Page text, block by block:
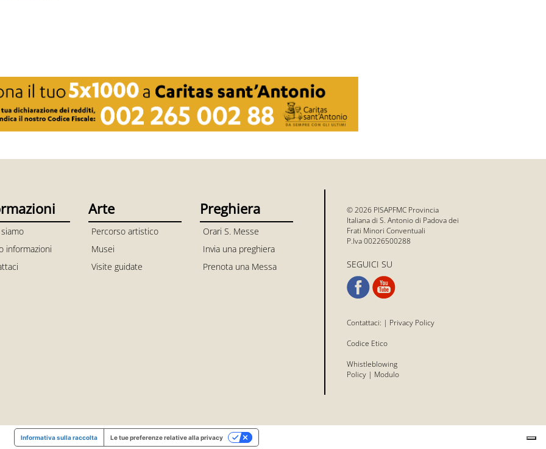
informazioni
Arte
Percorso artistico
Musei
Visite guidate
Preghiera
Orari S. Messe
Invia una preghiera
Prenota una Messa
© 2026 PISAPFMC Provincia
Italiana di S. Antonio di Padova dei
Frati Minori Conventuali
P.Iva 00226500288
SEGUICI SU
Contattaci: | Privacy Policy
Codice Etico
Whistleblowing
Policy| Modulo
Informativa sulla raccolta Le tue preferenze relative alla privacy